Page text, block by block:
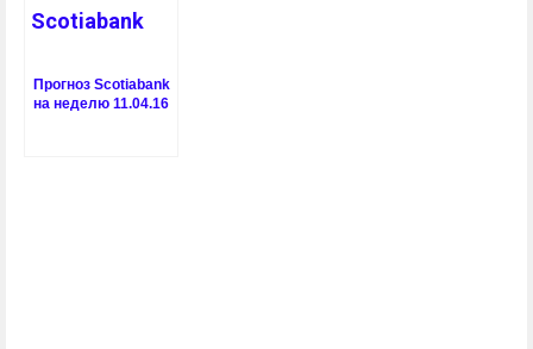
Прогноз Scotiabank
на неделю 11.04.16